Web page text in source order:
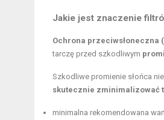
Jakie jest znaczenie
Ochrona przeciwsłoneczna
tarczę przed szkodliwym
Szkodliwe promienie słońca
skutecznie zminimalizować
minimalna rekomendowana